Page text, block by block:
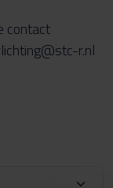
contact
r.nl